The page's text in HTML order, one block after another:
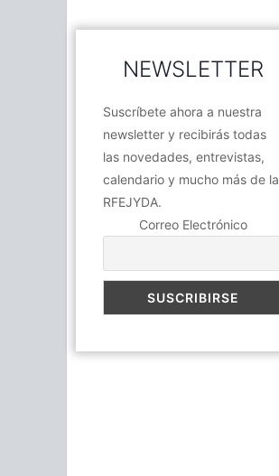
NEWSLETTER
Suscríbete ahora a nuestra
newsletter y recibirás todas
las novedades, entrevistas,
calendario y mucho más de la
RFEJYDA.
Correo Electrónico